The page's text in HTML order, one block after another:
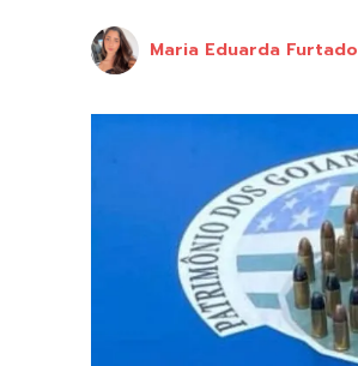
Maria Eduarda Furtado